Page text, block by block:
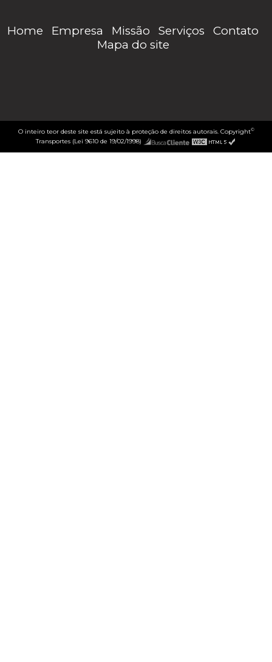
Home Empresa Missão Serviços
Contato
Mapa do site
O inteiro teor deste site está sujeito à proteção de direitos autorais. Copyright©
Transportes (Lei 9610 de 19/02/1998)